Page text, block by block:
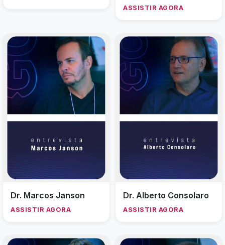
ASSISTIR AGORA
Dr. Marcos Janson
ASSISTIR AGORA
Dr. Alberto Consolaro
ASSISTIR AGORA